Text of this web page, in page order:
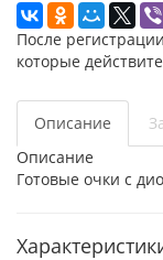
После
которые
Описание
Описание
Готовые очки с